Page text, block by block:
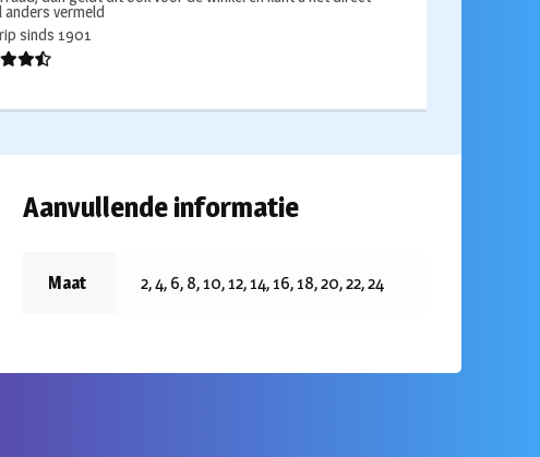
anders vermeld
sinds 1901
Aanvullende informatie
Maat 2, 4, 6, 8, 10, 12, 14, 16, 18, 20, 22, 24